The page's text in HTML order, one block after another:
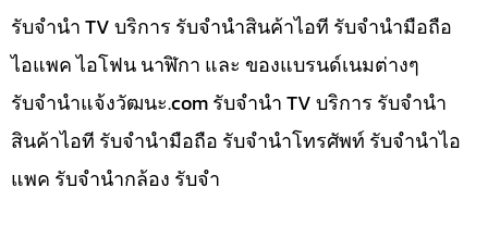
รับจำนำ TV บริการ รับจำนำสินค้าไอที รับจำนำมือถือ
ไอแพค ไอโฟน นาฬิกา และ ของแบรนด์เนมต่างๆ
รับจํานําแจ้งวัฒนะ.com รับจำนำ TV บริการ รับจำนำ
สินค้าไอที รับจำนำมือถือ รับจำนำโทรศัพท์ รับจำนำไอ
แพค รับจำนำกล้อง รับจำ